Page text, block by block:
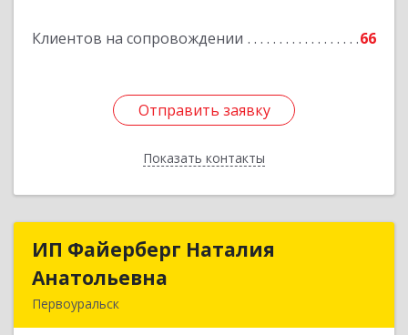
Клиентов на сопровождении 66
Отправить заявку
Показать контакты
Отправить заявку
Назад
ИП Файерберг Наталия
Анатольевна
Первоуральск
ИП Файерберг Наталия